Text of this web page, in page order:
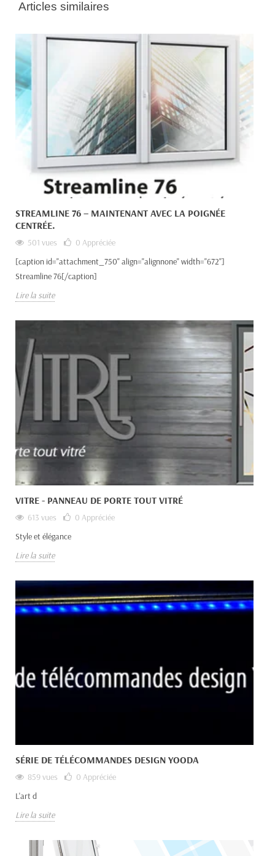
Articles similaires
STREAMLINE 76 – MAINTENANT AVEC LA POIGNÉE
CENTRÉE.
501 vues 0 Appréciée
[caption id="attachment_750" align="alignnone" width="672"]
Streamline 76[/caption]
Lire la suite
VITRE - PANNEAU DE PORTE TOUT VITRÉ
613 vues 0 Appréciée
Style et élégance
Lire la suite
SÉRIE DE TÉLÉCOMMANDES DESIGN YOODA
859 vues 0 Appréciée
L'art d
Lire la suite